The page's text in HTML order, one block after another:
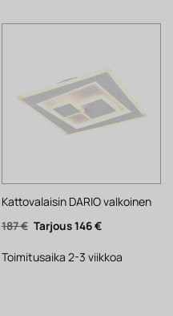
Kattovalaisin DARIO valkoinen
187€ Alkuperäinen
hinta
187 €.
146€Nykyinen
146 €.
Toimitusaika 2-3 viikkoa